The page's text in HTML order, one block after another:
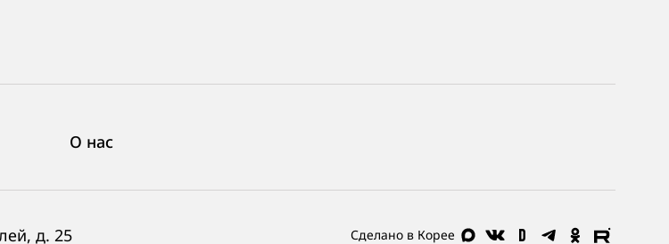
Сделано в Корее
д. 25
О нас